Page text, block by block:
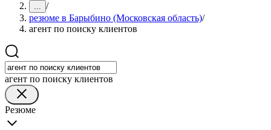
... /
резюме в Барыбино (Московская область)/
агент по поиску клиентов
агент по поиску клиентов
Резюме